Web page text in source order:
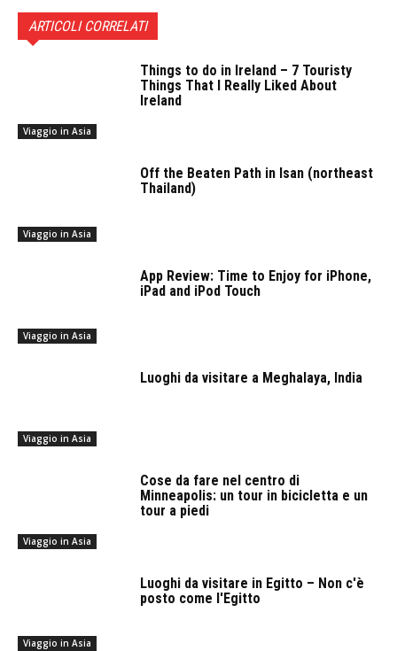
ARTICOLI CORRELATI
Viaggio in Asia
Things to do in Ireland – 7 Touristy
Things That I Really Liked About
Ireland
Viaggio in Asia
Off the Beaten Path in Isan (northeast
Thailand)
Viaggio in Asia
App Review: Time to Enjoy for iPhone,
iPad and iPod Touch
Viaggio in Asia
Luoghi da visitare a Meghalaya, India
Viaggio in Asia
Cose da fare nel centro di
Minneapolis: un tour in bicicletta e un
tour a piedi
Viaggio in Asia
Luoghi da visitare in Egitto – Non c'è
posto come l'Egitto